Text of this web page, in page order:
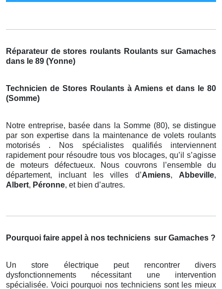
Réparateur de stores roulants Roulants sur Gamaches
dans le 89 (Yonne)
Technicien de Stores Roulants à Amiens et dans le 80
(Somme)
Notre entreprise, basée dans la Somme (80), se distingue
par son expertise dans la maintenance de volets roulants
motorisés . Nos spécialistes qualifiés interviennent
rapidement pour résoudre tous vos blocages, qu’il s’agisse
de moteurs défectueux. Nous couvrons l’ensemble du
département, incluant les villes d’Amiens, Abbeville,
Albert, Péronne, et bien d’autres.
Pourquoi faire appel à nos techniciens sur Gamaches ?
Un store électrique peut rencontrer divers
dysfonctionnements nécessitant une intervention
spécialisée. Voici pourquoi nos techniciens sont les mieux